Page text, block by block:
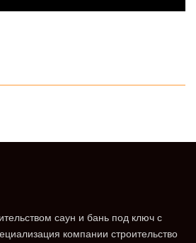
саун и бань под ключ с
компании строительство